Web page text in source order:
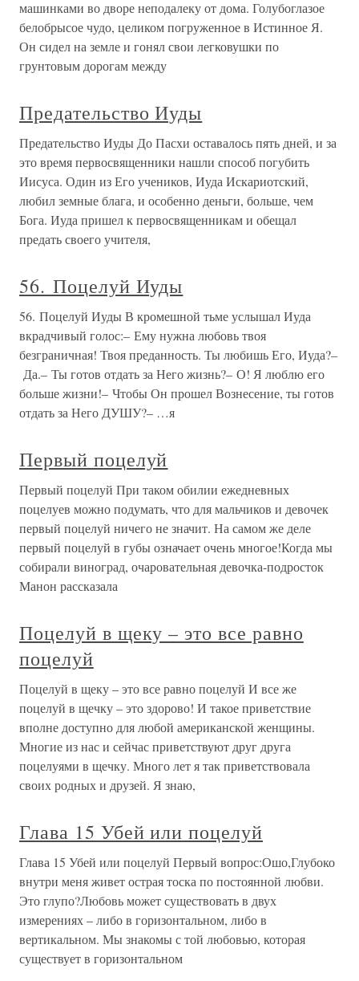
машинками во дворе неподалеку от дома. Голубоглазое
белобрысое чудо, целиком погруженное в Истинное Я.
Он сидел на земле и гонял свои легковушки по
грунтовым дорогам между
Предательство Иуды
Предательство Иуды До Пасхи оставалось пять дней, и за
это время первосвященники нашли способ погубить
Иисуса. Один из Его учеников, Иуда Искариотский,
любил земные блага, и особенно деньги, больше, чем
Бога. Иуда пришел к первосвященникам и обещал
предать своего учителя,
56. Поцелуй Иуды
56. Поцелуй Иуды В кромешной тьме услышал Иуда
вкрадчивый голос:– Ему нужна любовь твоя
безграничная! Твоя преданность. Ты любишь Его, Иуда?–
Да.– Ты готов отдать за Него жизнь?– О! Я люблю его
больше жизни!– Чтобы Он прошел Вознесение, ты готов
отдать за Него ДУШУ?– …я
Первый поцелуй
Первый поцелуй При таком обилии ежедневных
поцелуев можно подумать, что для мальчиков и девочек
первый поцелуй ничего не значит. На самом же деле
первый поцелуй в губы означает очень многое!Когда мы
собирали виноград, очаровательная девочка-подросток
Манон рассказала
Поцелуй в щеку – это все равно
поцелуй
Поцелуй в щеку – это все равно поцелуй И все же
поцелуй в щечку – это здорово! И такое приветствие
вполне доступно для любой американской женщины.
Многие из нас и сейчас приветствуют друг друга
поцелуями в щечку. Много лет я так приветствовала
своих родных и друзей. Я знаю,
Глава 15 Убей или поцелуй
Глава 15 Убей или поцелуй Первый вопрос:Ошо,Глубоко
внутри меня живет острая тоска по постоянной любви.
Это глупо?Любовь может существовать в двух
измерениях – либо в горизонтальном, либо в
вертикальном. Мы знакомы с той любовью, которая
существует в горизонтальном